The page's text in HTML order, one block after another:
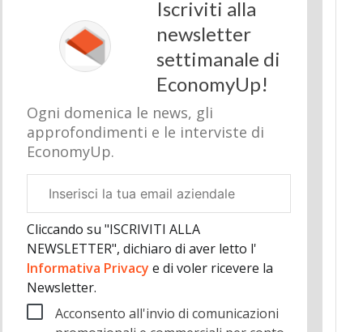
Iscriviti alla
newsletter
settimanale di
EconomyUp!
Ogni domenica le news, gli
approfondimenti e le interviste di
EconomyUp.
aziendale
Cliccando su "ISCRIVITI ALLA
NEWSLETTER", dichiaro di aver letto l'
Informativa Privacy e di voler ricevere la
Newsletter.
Acconsento all'invio di comunicazioni